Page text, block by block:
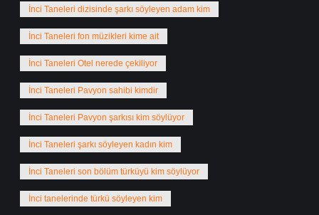
İnci Taneleri dizisinde şarkı söyleyen adam kim
İnci Taneleri fon müzikleri kime ait
İnci Taneleri Otel nerede çekiliyor
İnci Taneleri Pavyon sahibi kimdir
İnci Taneleri Pavyon şarkısı kim söylüyor
İnci Taneleri şarkı söyleyen kadın kim
İnci Taneleri son bölüm türküyü kim söylüyor
İnci tanelerinde türkü söyleyen kim